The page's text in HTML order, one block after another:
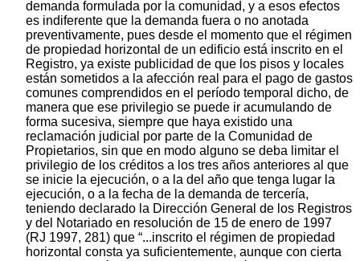
demanda formulada por la comunidad, y a esos efectos
es indiferente que la demanda fuera o no anotada
preventivamente, pues desde el momento que el régimen
de propiedad horizontal de un edificio está inscrito en el
Registro, ya existe publicidad de que los pisos y locales
están sometidos a la afección real para el pago de gastos
comunes comprendidos en el período temporal dicho, de
manera que ese privilegio se puede ir acumulando de
forma sucesiva, siempre que haya existido una
reclamación judicial por parte de la Comunidad de
Propietarios, sin que en modo alguno se deba limitar el
privilegio de los créditos a los tres años anteriores al que
se inicie la ejecución, o a la del año que tenga lugar la
ejecución, o a la fecha de la demanda de tercería,
teniendo declarado la Dirección General de los Registros
y del Notariado en resolución de 15 de enero de 1997
(RJ 1997, 281) que “...inscrito el régimen de propiedad
horizontal consta ya suficientemente, aunque con cierta